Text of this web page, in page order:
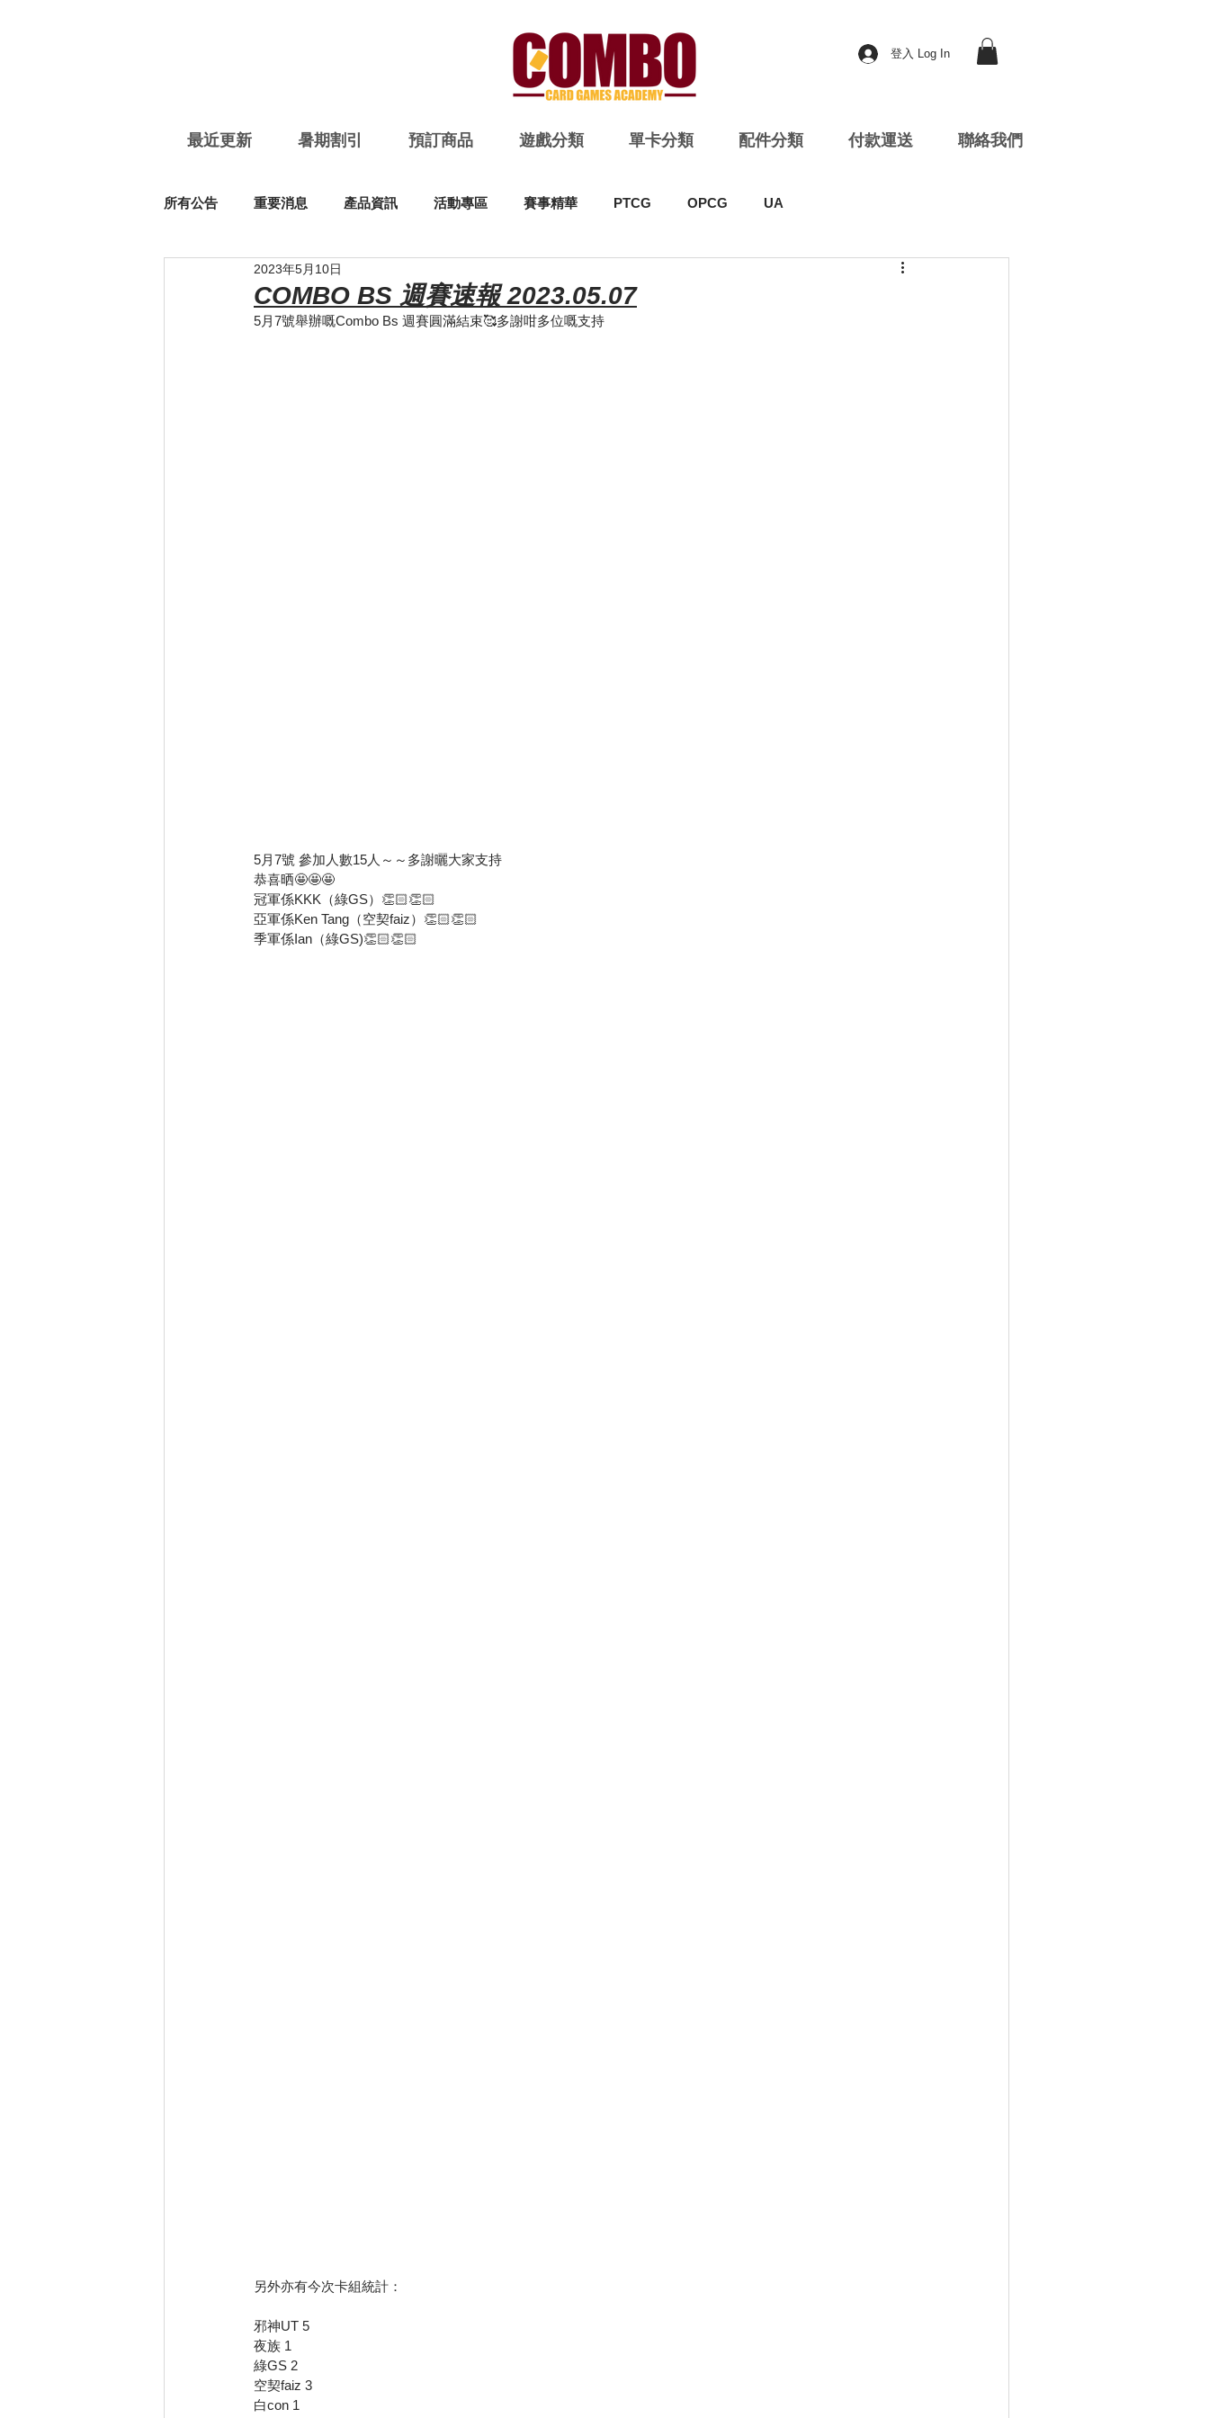
登入 Log In
最近更新 暑期割引 預訂商品 遊戲分類 單卡分類 配件分類 付款運送 聯絡我們
所有公告 重要消息 產品資訊 活動專區 賽事精華 PTCG OPCG UA
COMBO BS 週賽速報 2023.05.07
2023年5月10日
5月7號舉辦嘅Combo Bs 週賽圓滿結束🥰多謝咁多位嘅支持
5月7號 參加人數15人～～多謝曬大家支持
恭喜晒🤩🤩🤩
冠軍係KKK（綠GS）👏🏻👏🏻
亞軍係Ken Tang（空契faiz）👏🏻👏🏻
季軍係Ian（綠GS)👏🏻👏🏻
另外亦有今次卡組統計：
邪神UT 5
夜族 1
綠GS 2
空契faiz 3
白con 1